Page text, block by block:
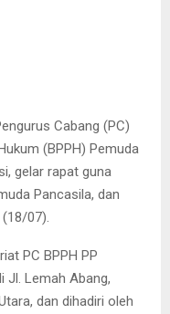
Cabang (PC)
(BPPH) Pemuda
gelar rapat guna
Pancasila, dan
07).
PC BPPH PP
Jl. Lemah Abang,
dan dihadiri oleh